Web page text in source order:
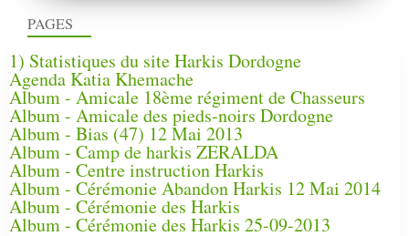
PAGES
1) Statistiques du site Harkis Dordogne
Agenda Katia Khemache
Album - Amicale 18ème régiment de Chasseurs
Album - Amicale des pieds-noirs Dordogne
Album - Bias (47) 12 Mai 2013
Album - Camp de harkis ZERALDA
Album - Centre instruction Harkis
Album - Cérémonie Abandon Harkis 12 Mai 2014
Album - Cérémonie des Harkis
Album - Cérémonie des Harkis 25-09-2013